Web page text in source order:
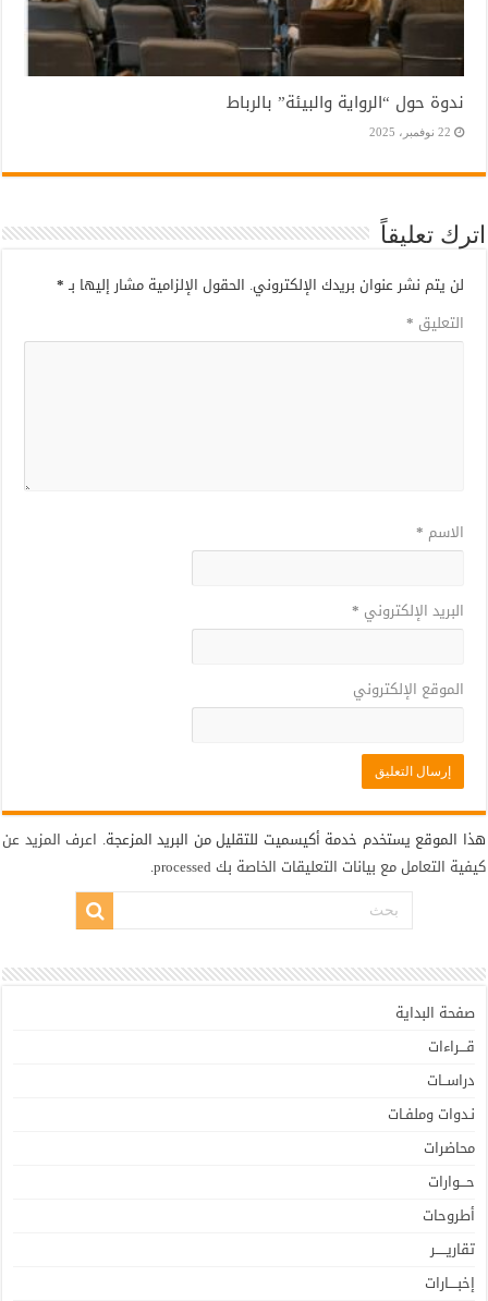
ندوة حول “الرواية والبيئة” بالرباط
22 نوفمبر، 2025
اترك تعليقاً
لن يتم نشر عنوان بريدك الإلكتروني. الحقول الإلزامية مشار إليها بـ *
التعليق *
الاسم *
البريد الإلكتروني *
الموقع الإلكتروني
هذا الموقع يستخدم خدمة أكيسميت للتقليل من البريد المزعجة. اعرف المزيد عن
كيفية التعامل مع بيانات التعليقات الخاصة بك processed
.
صفحة البداية
قـــراءات
دراســات
نـدوات وملفـات
محاضرات
حـــوارات
أطروحات
تقاريـــــر
إخبــــارات